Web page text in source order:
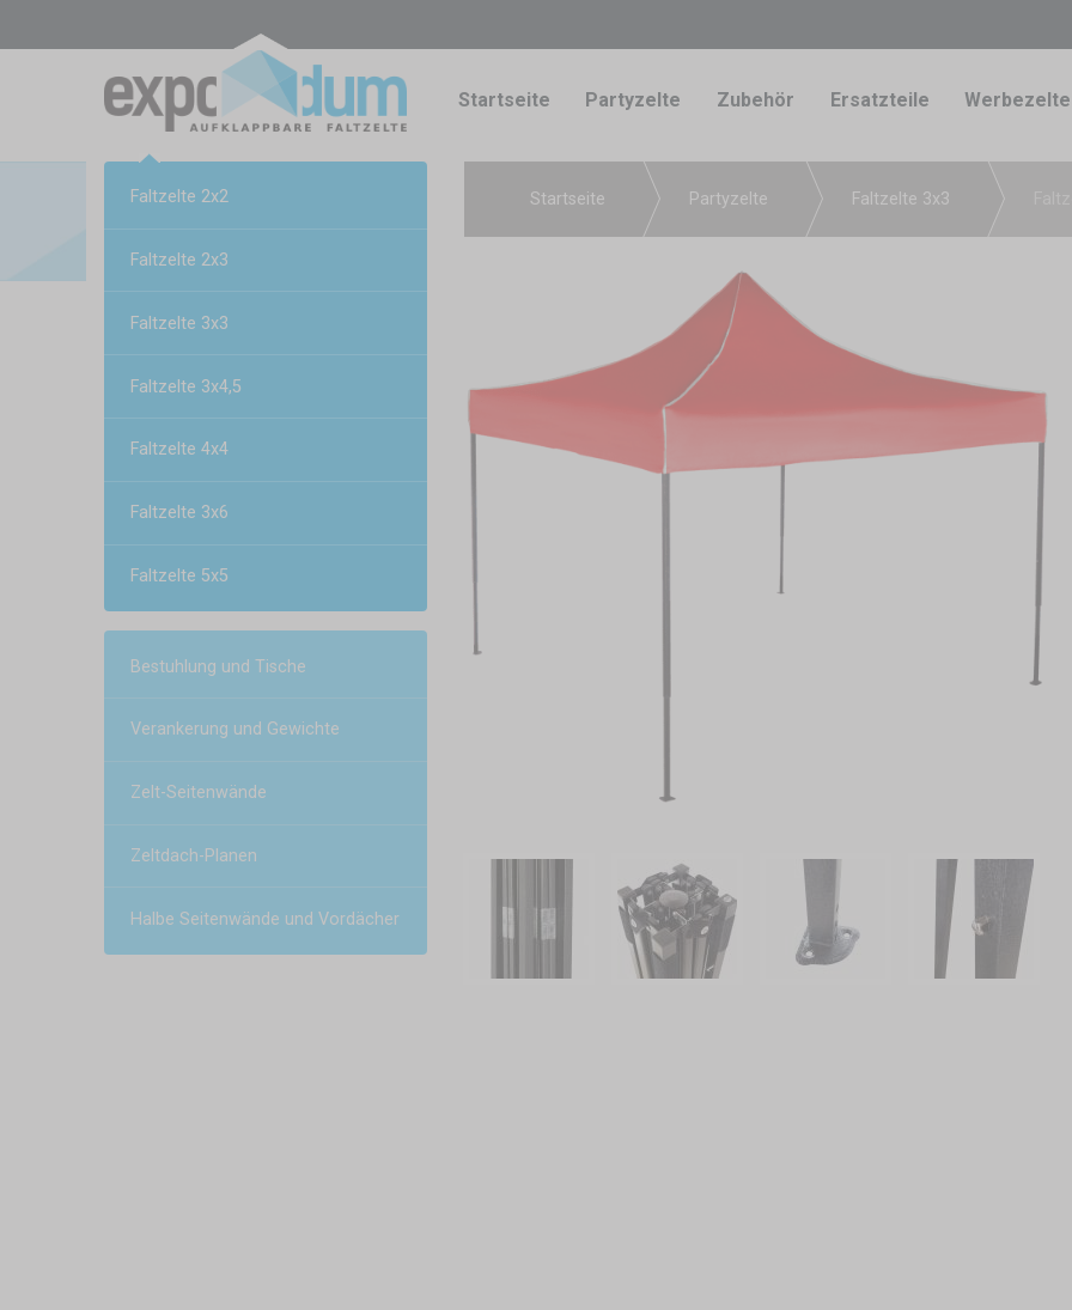
Startseite Partyzelte Zubehör Ersatzteile Werbezelte
Faltzelte 2x2
Faltzelte 2x3
Faltzelte 3x3
Faltzelte 3x4,5
Faltzelte 4x4
Faltzelte 3x6
Faltzelte 5x5
Bestuhlung und Tische
Verankerung und Gewichte
Zelt-Seitenwände
Zeltdach-Planen
Halbe Seitenwände und Vordächer
Startseite Partyzelte Faltzelte 3x3